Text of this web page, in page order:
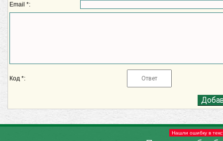
Email *:
Код *:
Нашли ошибку в